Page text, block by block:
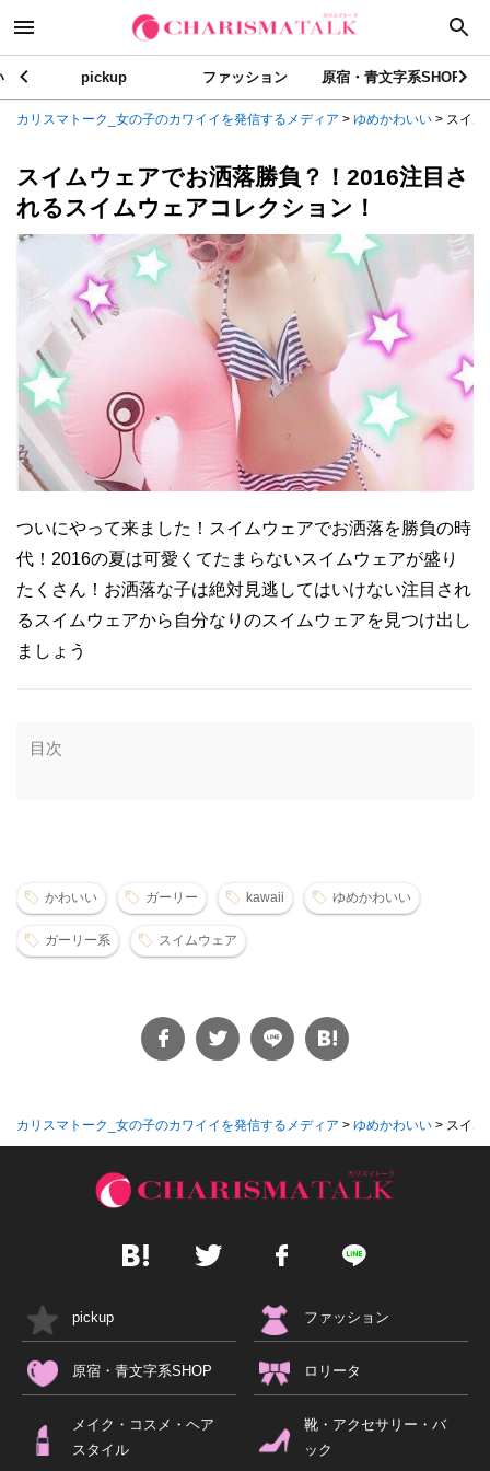
pickup ファッション 原宿・青文字系SHOP
カリスマトーク_女の子のカワイイを発信するメディア > ゆめかわいい > スイム
スイムウェアでお洒落勝負？！2016注目さ
れるスイムウェアコレクション！
ついにやって来ました！スイムウェアでお洒落を勝負の時
代！2016の夏は可愛くてたまらないスイムウェアが盛り
たくさん！お洒落な子は絶対見逃してはいけない注目され
るスイムウェアから自分なりのスイムウェアを見つけ出し
ましょう
目次
かわいい ガーリー kawaii ゆめかわいい
ガーリー系 スイムウェア
カリスマトーク_女の子のカワイイを発信するメディア > ゆめかわいい > スイム
pickup ファッション
原宿・青文字系SHOP ロリータ
メイク・コスメ・ヘア
スタイル
靴・アクセサリー・バ
ック